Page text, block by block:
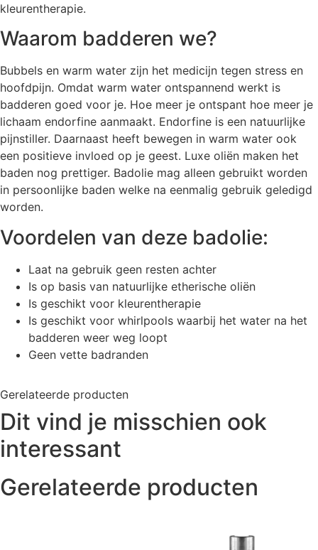
kleurentherapie.
Waarom badderen we?
Bubbels en warm water zijn het medicijn tegen stress en
hoofdpijn. Omdat warm water ontspannend werkt is
badderen goed voor je. Hoe meer je ontspant hoe meer je
lichaam endorfine aanmaakt. Endorfine is een natuurlijke
pijnstiller. Daarnaast heeft bewegen in warm water ook
een positieve invloed op je geest. Luxe oliën maken het
baden nog prettiger. Badolie mag alleen gebruikt worden
in persoonlijke baden welke na eenmalig gebruik geledigd
worden.
Voordelen van deze badolie:
Laat na gebruik geen resten achter
Is op basis van natuurlijke etherische oliën
Is geschikt voor kleurentherapie
Is geschikt voor whirlpools waarbij het water na het
badderen weer weg loopt
Geen vette badranden
Gerelateerde producten
Dit vind je misschien ook
interessant
Gerelateerde producten